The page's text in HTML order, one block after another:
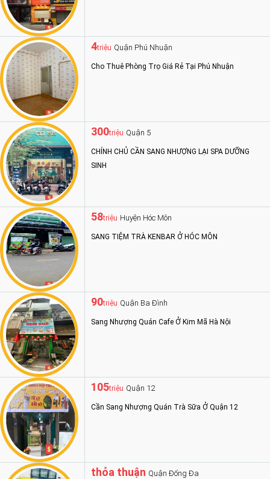
4triệu Quận Phú Nhuận
Cho Thuê Phòng Trọ Giá Rẻ Tại Phú Nhuận
300triệu Quận 5
CHÍNH CHỦ CẦN SANG NHƯỢNG LẠI SPA DƯỠNG
SINH
58triệu Huyện Hóc Môn
SANG TIỆM TRÀ KENBAR Ở HÓC MÔN
90triệu Quận Ba Đình
Sang Nhượng Quán Cafe Ở Kim Mã Hà Nội
105triệu Quận 12
Cần Sang Nhượng Quán Trà Sữa Ở Quận 12
thỏa thuận Quận Đống Đa